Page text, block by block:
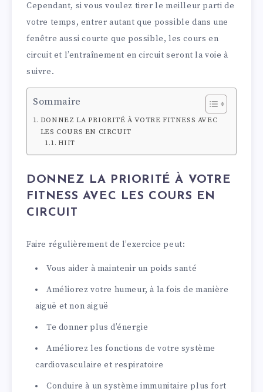
Cependant, si vous voulez tirer le meilleur parti de
votre temps, entrer autant que possible dans une
fenêtre aussi courte que possible, les cours en
circuit et l’entraînement en circuit seront la voie à
suivre.
Sommaire
DONNEZ LA PRIORITÉ À VOTRE FITNESS AVEC
LES COURS EN CIRCUIT
HIIT
DONNEZ LA PRIORITÉ À VOTRE
FITNESS AVEC LES COURS EN
CIRCUIT
Faire régulièrement de l’exercice peut:
Vous aider à maintenir un poids santé
Améliorez votre humeur, à la fois de manière
aiguë et non aiguë
Te donner plus d’énergie
Améliorez les fonctions de votre système
cardiovasculaire et respiratoire
Conduire à un système immunitaire plus fort